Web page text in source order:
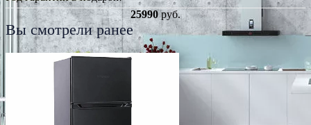
25990руб.
Вы смотрели ранее